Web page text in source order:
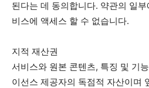
된다는 데 동의합니다. 약관의 일
비스에 액세스 할 수 없습니다.
지적 재산권
서비스와 원본 콘텐츠, 특징 및 기
이선스 제공자의 독점적 자산이며